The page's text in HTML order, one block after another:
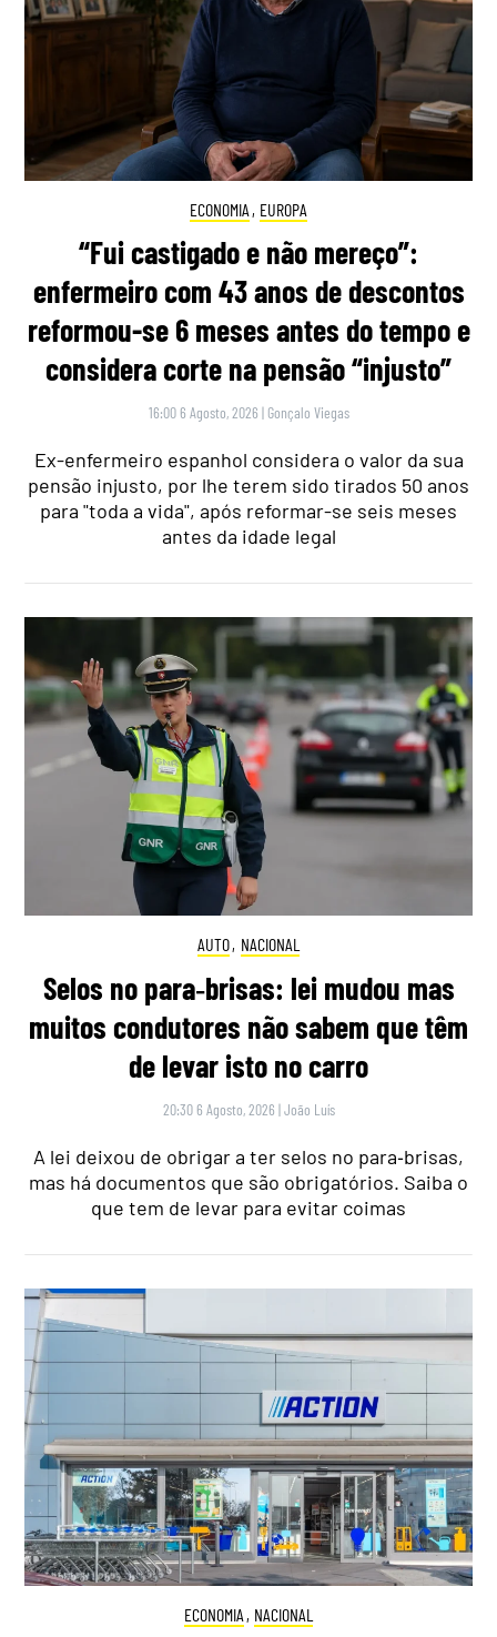
ECONOMIA , EUROPA
“Fui castigado e não mereço”:
enfermeiro com 43 anos de descontos
reformou-se 6 meses antes do tempo e
considera corte na pensão “injusto”
16:00 6 Agosto, 2026 | Gonçalo Viegas
Ex-enfermeiro espanhol considera o valor da sua
pensão injusto, por lhe terem sido tirados 50 anos
para "toda a vida", após reformar-se seis meses
antes da idade legal
AUTO, NACIONAL
Selos no para‑brisas: lei mudou mas
muitos condutores não sabem que têm
de levar isto no carro
20:30 6 Agosto, 2026 |João Luís
A lei deixou de obrigar a ter selos no para‑brisas,
mas há documentos que são obrigatórios. Saiba o
que tem de levar para evitar coimas
ECONOMIA , NACIONAL